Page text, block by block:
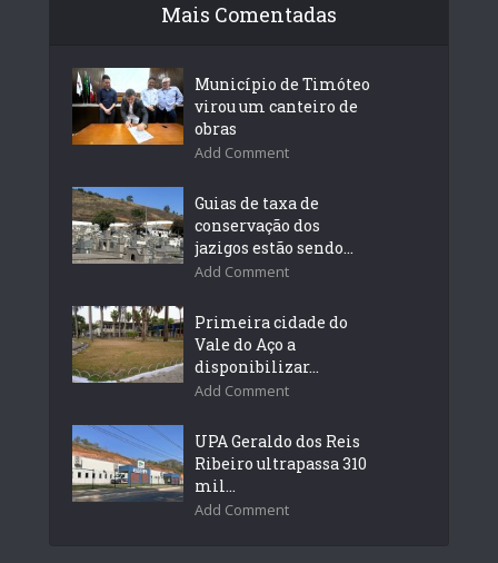
Mais Comentadas
Município de Timóteo
virou um canteiro de
obras
Add Comment
Guias de taxa de
conservação dos
jazigos estão sendo...
Add Comment
Primeira cidade do
Vale do Aço a
disponibilizar...
Add Comment
UPA Geraldo dos Reis
Ribeiro ultrapassa 310
mil...
Add Comment